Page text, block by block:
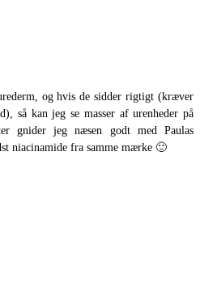
og hvis de sidder rigtigt (kræver
så kan jeg se masser af urenheder på
gnider jeg næsen godt med Paulas
niacinamide fra samme mærke 🙂